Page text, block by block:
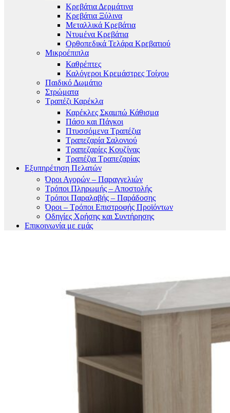
Κρεβάτια Δερμάτινα
Κρεβάτια Ξύλινα
Μεταλλικά Κρεβάτια
Ντυμένα Κρεβάτια
Ορθοπεδικά Τελάρα Κρεβατιού
Μικροέπιπλα
Καθρέπτες
Καλόγεροι Κρεμάστρες Τοίχου
Παιδικό Δωμάτιο
Στρώματα
Τραπέζι Καρέκλα
Καρέκλες Σκαμπώ Κάθισμα
Πάσο και Πάγκοι
Πτυσσόμενα Τραπέζια
Τραπεζαρία Σαλονιού
Τραπεζαρίες Κουζίνας
Τραπέζια Τραπεζαρίας
Εξυπηρέτηση Πελατών
Όροι Αγορών – Παραγγελιών
Τρόποι Πληρωμής – Αποστολής
Τρόποι Παραλαβής – Παράδοσης
Όροι – Τρόποι Επιστροφής Προϊόντων
Οδηγίες Χρήσης και Συντήρησης
Επικοινωνία με εμάς